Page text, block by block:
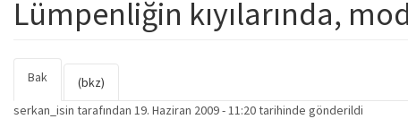
Lümpenliğin kıyılarında,
Birincil sekmeler
Bak
sekme)
(bkz)
serkan_isin tarafından 19. Haziran 2009 - 11:20 tarihinde gönderildi